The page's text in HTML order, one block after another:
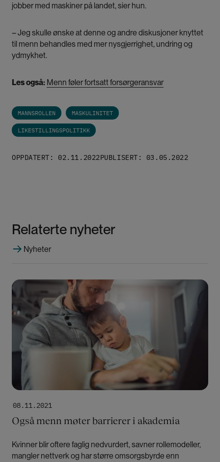
jobber med maskiner på landet, sier hun.
– Jeg skulle ønske at denne og andre diskusjoner knyttet
til menn behandles med mer nysgjerrighet, undring og
ydmykhet.
Les også: Menn føler fortsatt forsørgeransvar
MANNSROLLEN MASKULINITET
LIKESTILLINGSPOLITIKK
OPPDATERT: 02.11.2022PUBLISERT: 03.05.2022
Relaterte nyheter
Nyheter
08.11.2021
Også menn møter barrierer i akademia
Kvinner blir oftere faglig nedvurdert, savner rollemodeller,
mangler nettverk og har større omsorgsbyrde enn
Bilde